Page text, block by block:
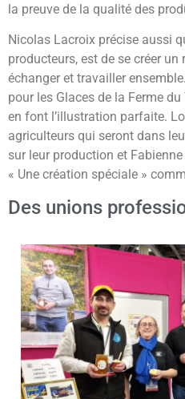
la preuve de la qualité des
Nicolas Lacroix précise aussi
producteurs, est de se créer un
échanger et travailler
pour les Glaces de la Ferme
en font l’illustration parfaite.
agriculteurs qui seront dans
sur leur production et
« Une création spéciale »
Des unions